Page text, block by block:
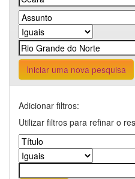
Iniciar uma nova pesquisa
Adicionar filtros:
Utilizar filtros para refinar o